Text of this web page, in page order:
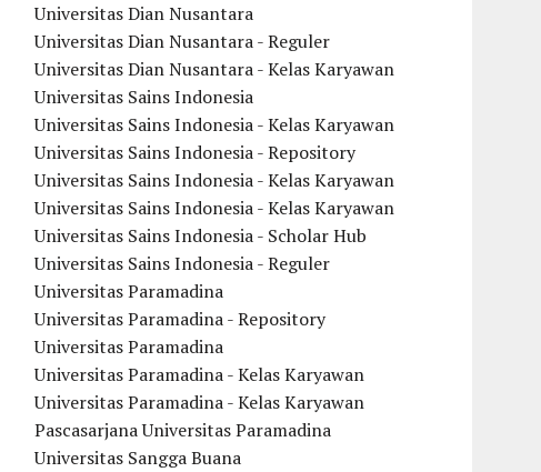
Universitas Dian Nusantara
Universitas Dian Nusantara - Reguler
Universitas Dian Nusantara - Kelas Karyawan
Universitas Sains Indonesia
Universitas Sains Indonesia - Kelas Karyawan
Universitas Sains Indonesia - Repository
Universitas Sains Indonesia - Kelas Karyawan
Universitas Sains Indonesia - Kelas Karyawan
Universitas Sains Indonesia - Scholar Hub
Universitas Sains Indonesia - Reguler
Universitas Paramadina
Universitas Paramadina - Repository
Universitas Paramadina
Universitas Paramadina - Kelas Karyawan
Universitas Paramadina - Kelas Karyawan
Pascasarjana Universitas Paramadina
Universitas Sangga Buana